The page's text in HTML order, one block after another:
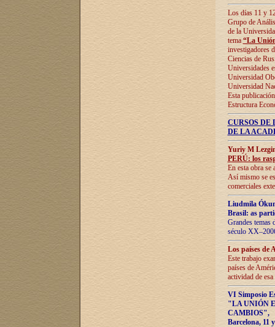
Los días 11 y
Grupo de
de la
tema “La
investigadores
Ciencias de
Universidades
Universidad
Universidad
Esta
Estructura
CURSOS
DE LA
Yuriy M
PERÚ: los
En esta obra se
Así mismo se
comerciales
Liudmila
Brasil: as
Grandes temas
século
Los países de
Este trabajo
países de
actividad de
VI Simposio
"LA UNIÓN
CAMBIOS",
Barcelona, 11